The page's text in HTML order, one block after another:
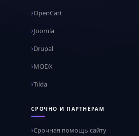
OpenCart
Joomla
Drupal
MODX
Tilda
СРОЧНО И ПАРТНЁРАМ
Срочная помощь сайту